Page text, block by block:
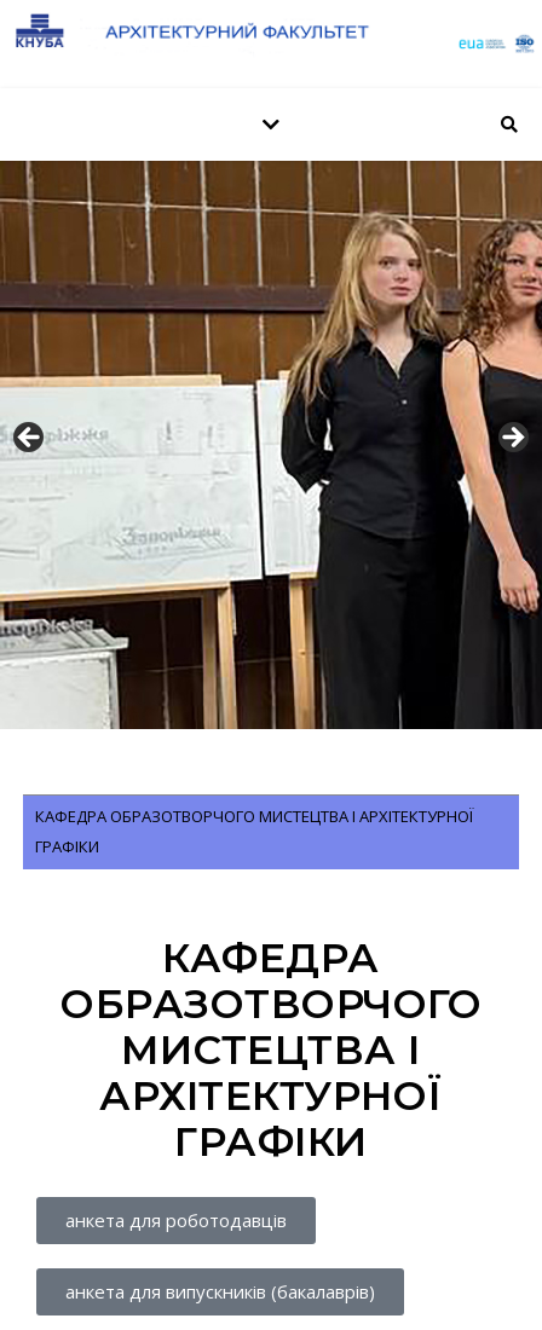
КАФЕДРА ОБРАЗОТВОРЧОГО МИСТЕЦТВА І АРХІТЕКТУРНОЇ
ГРАФІКИ
КАФЕДРА
ОБРАЗОТВОРЧОГО
МИСТЕЦТВА І
АРХІТЕКТУРНОЇ
ГРАФІКИ
анкета для роботодавців
анкета для випускників (бакалаврів)